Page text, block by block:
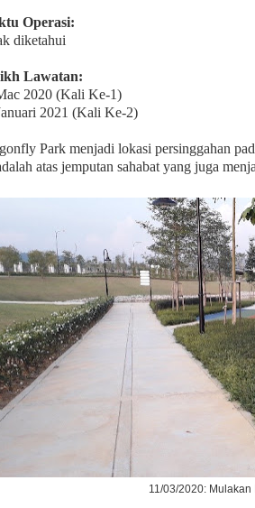
Operasi:
diketahui
Lawatan:
2020 (Kali Ke-1)
2021 (Kali Ke-2)
Park menjadi lokasi persinggahan
atas jemputan sahabat yang juga
11/03/2020: